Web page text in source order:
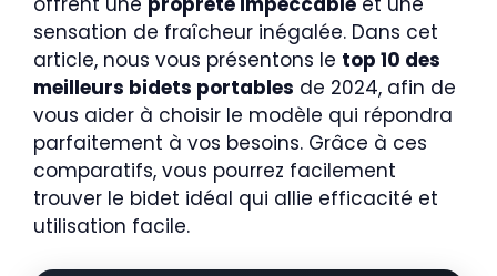
sensation de fraîcheur inégalée. Dans cet
article, nous vous présentons le top 10 des
meilleurs bidets portables de 2024, afin de
vous aider à choisir le modèle qui répondra
parfaitement à vos besoins. Grâce à ces
comparatifs, vous pourrez facilement
trouver le bidet idéal qui allie efficacité et
utilisation facile.